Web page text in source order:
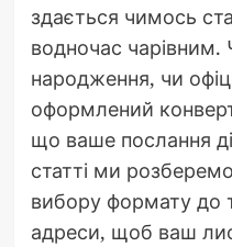
здається чимось
водночас чарівним.
народження, чи
оформлений
що ваше послання
статті ми
вибору формату до
адреси, щоб ваш